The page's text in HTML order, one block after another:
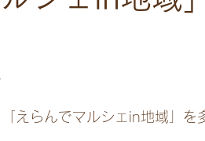
えらんでマルシェin地域」を